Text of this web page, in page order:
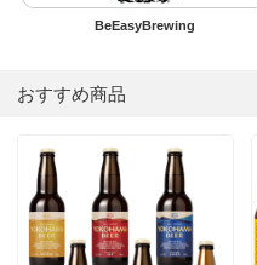
BeEasyBrewing
おすすめ商品